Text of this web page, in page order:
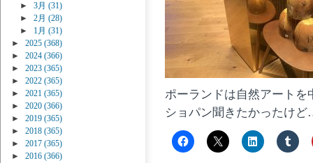
►
3月 (31)
►
2月 (28)
►
1月 (31)
►
2025 (368)
►
2024 (366)
►
2023 (365)
►
2022 (365)
►
2021 (365)
►
2020 (366)
►
2019 (365)
►
2018 (365)
►
2017 (365)
►
2016 (366)
ポーランドは自然アート
ショパン聞きたかったけ